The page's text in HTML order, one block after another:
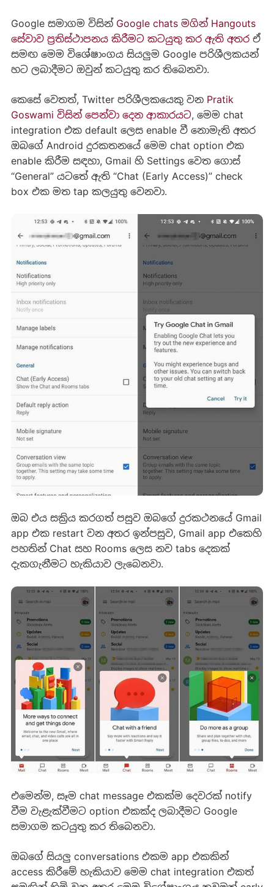
Google සමාගම විසින් Google chats මගින් Hangouts
සේවාව ප්‍රතිස්ථාපනය කිරීමට කටයුතු කර ඇති අතරඒ
සමඟ මෙම විශේෂාංගය සියලුම Google පරිශීලකයන්
හට ලබාදීමට ඔවුන් කටයුතු කර තිබෙනවා.
කෙසේ වෙතත්, Twitter පරිශීලකයෙකු වන Pratik
Goswami විසින් පෙන්වා දෙන ආකාරයට, මෙම chat
integration එක default ලෙස enable වී නොමැති අතර
ඔබගේ Android දුරකතනයේ මෙම chat option එක
enable කිරීම සඳහා, Gmail හි Settings වෙත ගොස්
“General” යටතේ ඇති “Chat (Early Access)” check
box එක මත tap කලයුතු වෙනවා.
ඔබ එය සක්‍රිය කරගත් පසුව ඔබගේ දුරකථනයේ Gmail
app එක restart වන අතර ඉන්පසුව, Gmail app එකෙහි
පහතින් Chat සහ Rooms ලෙස නව tabs දෙකක්
දැකගැනීමට හැකියාව ලැබෙනවා.
එමෙන්ම, සෑම chat message එකක්ම දෙවරක් notify
වීම වැළැක්වීමට option එකක්ද ලබාදීමට Google
සමාගම කටයුතු කර තිබෙනවා.
ඔබගේ සියලු conversations එකම app එකකින්
access කිරීමේ හැකියාව මෙම chat integration එකත්